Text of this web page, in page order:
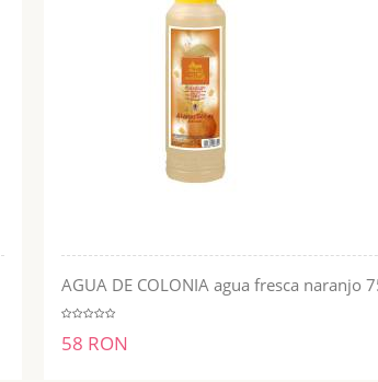
AGUA DE COLONIA agua fresca naranjo
58 RON
ADĂUGĂ ÎN COŞ